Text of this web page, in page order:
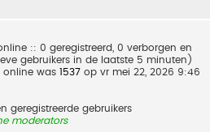
:: 0 geregistreerd, 0 verborgen en
gebruikers in de laatste 5 minuten)
online was 1537 op vr mei 22, 2026 9:46
geregistreerde gebruikers
moderators